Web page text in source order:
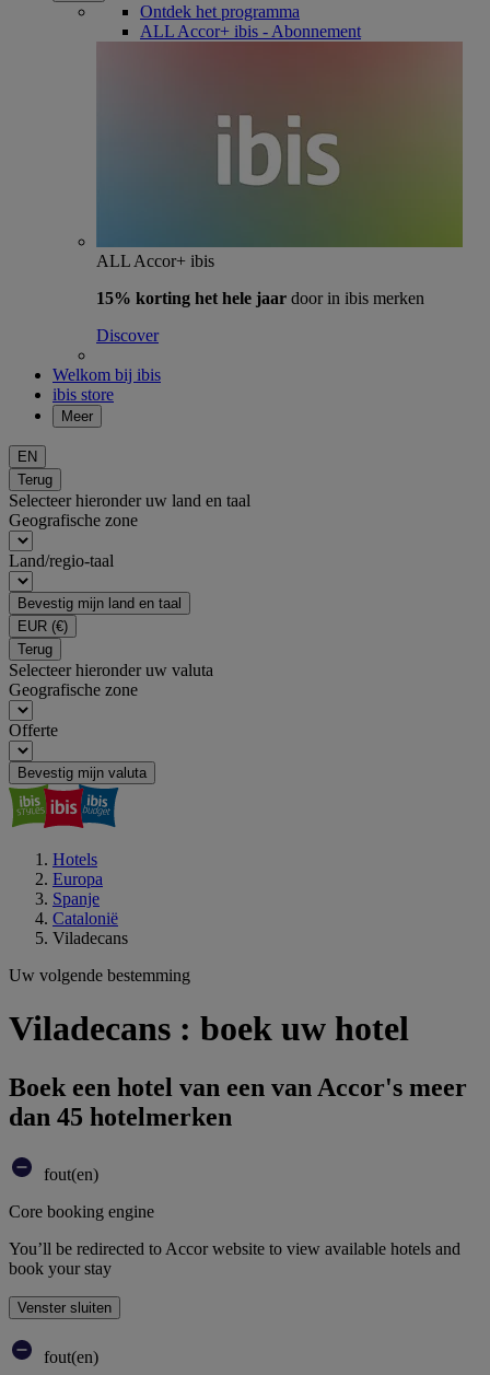
Ontdek het programma
ALL Accor+ ibis - Abonnement
ALL Accor+ ibis
15% korting het hele jaar door in ibis merken
Discover
Welkom bij ibis
ibis store
Meer
EN
Terug
Selecteer hieronder uw land en taal
Geografische zone
Land/regio-taal
Bevestig mijn land en taal
EUR (€)
Terug
Selecteer hieronder uw valuta
Geografische zone
Offerte
Bevestig mijn valuta
Hotels
Europa
Spanje
Catalonië
Viladecans
Uw volgende bestemming
Viladecans : boek uw hotel
Boek een hotel van een van Accor's meer
dan 45 hotelmerken
fout(en)
Core booking engine
You’ll be redirected to Accor website to view available hotels and
book your stay
Venster sluiten
fout(en)